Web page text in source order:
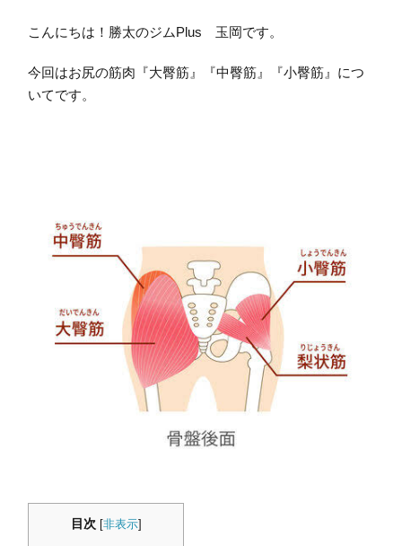
こんにちは！勝太のジムPlus 玉岡です。
今回はお尻の筋肉『大臀筋』『中臀筋』『小臀筋』につ
いてです。
目次 [非表示]